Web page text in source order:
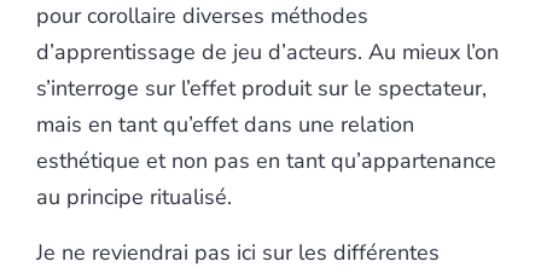
pour corollaire diverses méthodes
d’apprentissage de jeu d’acteurs. Au mieux l’on
s’interroge sur l’effet produit sur le spectateur,
mais en tant qu’effet dans une relation
esthétique et non pas en tant qu’appartenance
au principe ritualisé.
Je ne reviendrai pas ici sur les différentes